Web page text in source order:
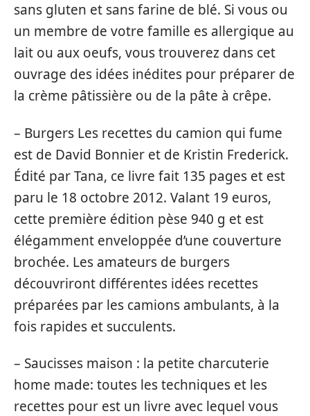
sans gluten et sans farine de blé. Si vous ou
un membre de votre famille es allergique au
lait ou aux oeufs, vous trouverez dans cet
ouvrage des idées inédites pour préparer de
la crème pâtissière ou de la pâte à crêpe.
– Burgers Les recettes du camion qui fume
est de David Bonnier et de Kristin Frederick.
Édité par Tana, ce livre fait 135 pages et est
paru le 18 octobre 2012. Valant 19 euros,
cette première édition pèse 940 g et est
élégamment enveloppée d’une couverture
brochée. Les amateurs de burgers
découvriront différentes idées recettes
préparées par les camions ambulants, à la
fois rapides et succulents.
– Saucisses maison : la petite charcuterie
home made: toutes les techniques et les
recettes pour est un livre avec lequel vous